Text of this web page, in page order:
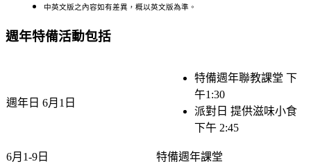
中英文版之內容如有差異，概以英文版為準。
週年特備活動包括
週年日 6月1日
特備週年聯教課堂 下
午1:30
派對日 提供滋味小食
下午 2:45
6月1-9日 特備週年課堂